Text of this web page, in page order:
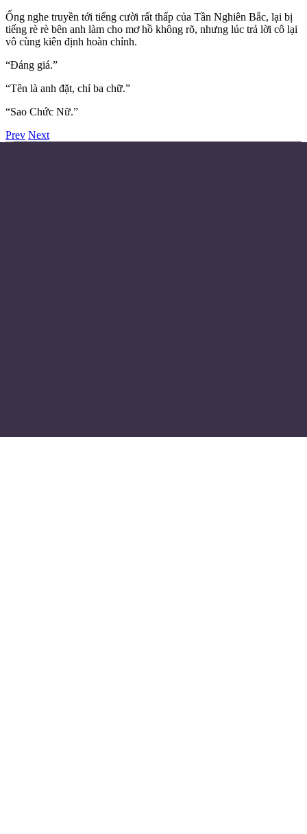
Ống nghe truyền tới tiếng cười rất thấp của Tần Nghiên Bắc, lại bị
tiếng rè rè bên anh làm cho mơ hồ không rõ, nhưng lúc trả lời cô lại
vô cùng kiên định hoàn chỉnh.
“Đáng giá.”
“Tên là anh đặt, chỉ ba chữ.”
“Sao Chức Nữ.”
Prev Next